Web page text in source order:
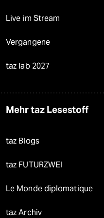
Live im Stream
Vergangene
taz lab 2027
Mehr taz Lesestoff
taz Blogs
taz FUTURZWEI
Le Monde diplomatique
taz Archiv